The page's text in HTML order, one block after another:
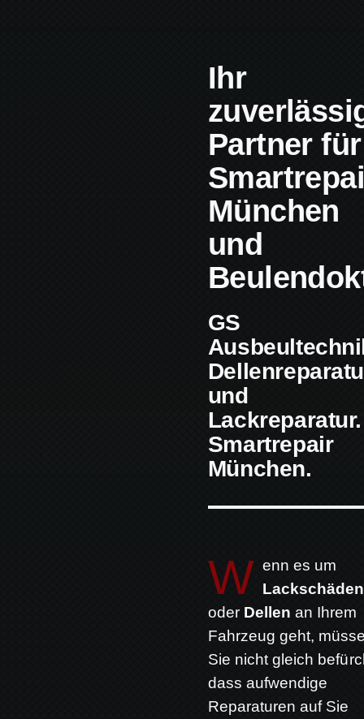
Ihr
Partner für
München
und
GS
und
Smartrepair
München.
W enn es um
Lackschäden
oder Dellen an Ihrem
Fahrzeug geht,
Sie nicht gleich
dass aufwendige
Reparaturen auf Sie